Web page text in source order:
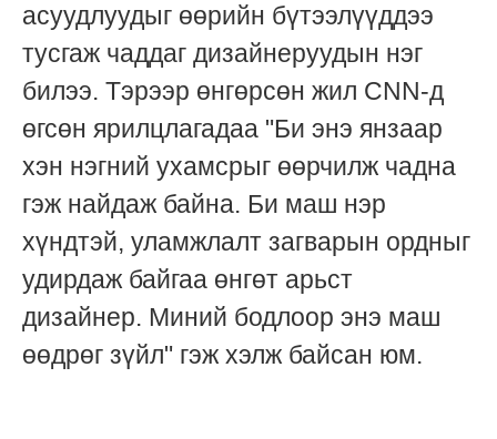
асуудлуудыг өөрийн бүтээлүүддээ
тусгаж чаддаг дизайнеруудын нэг
билээ. Тэрээр өнгөрсөн жил CNN-д
өгсөн ярилцлагадаа "Би энэ янзаар
хэн нэгний ухамсрыг өөрчилж чадна
гэж найдаж байна. Би маш нэр
хүндтэй, уламжлалт загварын ордныг
удирдаж байгаа өнгөт арьст
дизайнер. Миний бодлоор энэ маш
өөдрөг зүйл" гэж хэлж байсан юм.